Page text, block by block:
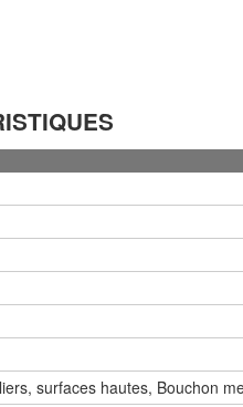
surfaces hautes, Bouchon